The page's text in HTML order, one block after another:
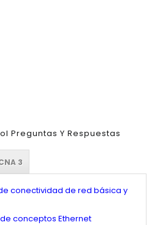
Preguntas Y Respuestas
3
conectividad de red básica y
conceptos Ethernet